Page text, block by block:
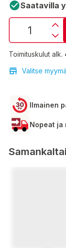
Saatavilla
Toimituskulut alk.
Valitse
Ilmainen
Nopeat ja